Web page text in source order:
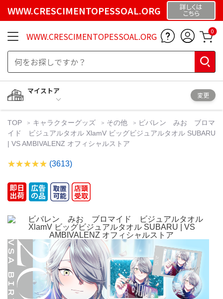
WWW.CRESCIMENTOPESSOAL.ORG 詳しくは
こちら
WWW.CRESCIMENTOPESSOAL.ORG 0
マイストア
変更
TOP キャラクターグッズ その他
ビバレン みお ブロマ
イド ビジュアルタオル XlamV ビッグビジュアルタオル SUBARU
| VS AMBIVALENZ オフィシャルストア
(3613)